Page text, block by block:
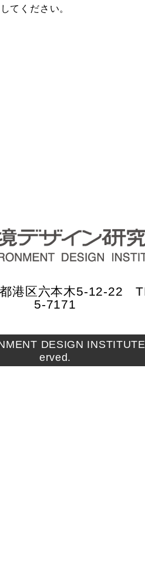
てください。
港区六本木5-12-22
5-7171
DESIGN
erved.